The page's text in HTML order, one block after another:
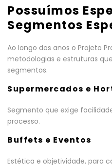
Possuímos
Segmentos
Ao longo dos anos o Projeto
metodologias e estruturas
segmentos.
Supermercados e
Segmento que exige
processo.
Buffets e Eventos
Estética e objetividade, para